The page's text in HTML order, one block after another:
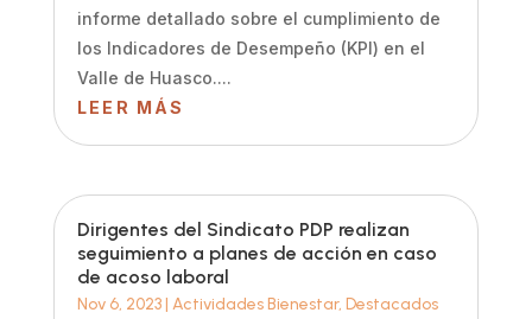
informe detallado sobre el cumplimiento de
los Indicadores de Desempeño (KPI) en el
Valle de Huasco....
LEER MÁS
Dirigentes del Sindicato PDP realizan
seguimiento a planes de acción en caso
de acoso laboral
Nov 6, 2023| Actividades Bienestar, Destacados